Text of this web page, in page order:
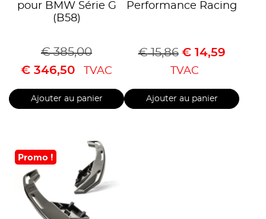
pour BMW Série G
(B58)
€385,00
€ 346,50 TVAC
Ajouter au panier
Performance Racing
€15,86 €14,59
TVAC
Ajouter au panier
Promo !